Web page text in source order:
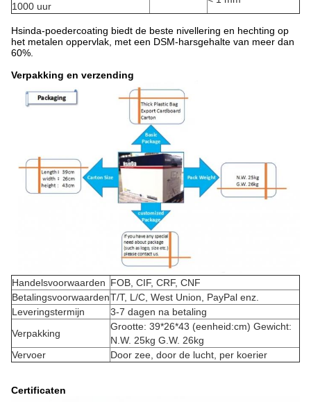
1000 uur
Hsinda-poedercoating biedt de beste nivellering en hechting op
het metalen oppervlak, met een DSM-harsgehalte van meer dan
60%.
Verpakking en verzending
Handelsvoorwaarden FOB, CIF, CRF, CNF
BetalingsvoorwaardenT/T, L/C, West Union, PayPal enz.
Leveringstermijn
3-7 dagen na betaling
Verpakking
Grootte: 39*26*43 (eenheid:cm) Gewicht:
N.W. 25kg G.W. 26kg
Vervoer
Door zee, door de lucht, per koerier
Certificaten